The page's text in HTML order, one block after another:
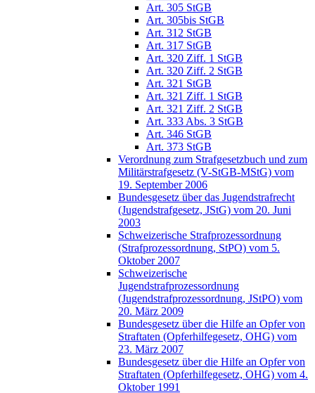
Art. 305 StGB
Art. 305bis StGB
Art. 312 StGB
Art. 317 StGB
Art. 320 Ziff. 1 StGB
Art. 320 Ziff. 2 StGB
Art. 321 StGB
Art. 321 Ziff. 1 StGB
Art. 321 Ziff. 2 StGB
Art. 333 Abs. 3 StGB
Art. 346 StGB
Art. 373 StGB
Verordnung zum Strafgesetzbuch und zum
Militärstrafgesetz (V-StGB-MStG) vom
19. September 2006
Bundesgesetz über das Jugendstrafrecht
(Jugendstrafgesetz, JStG) vom 20. Juni
2003
Schweizerische Strafprozessordnung
(Strafprozessordnung, StPO) vom 5.
Oktober 2007
Schweizerische
Jugendstrafprozessordnung
(Jugendstrafprozessordnung, JStPO) vom
20. März 2009
Bundesgesetz über die Hilfe an Opfer von
Straftaten (Opferhilfegesetz, OHG) vom
23. März 2007
Bundesgesetz über die Hilfe an Opfer von
Straftaten (Opferhilfegesetz, OHG) vom 4.
Oktober 1991